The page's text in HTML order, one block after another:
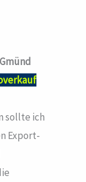
sollte ich
Export-